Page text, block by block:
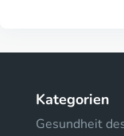
Kategorien
Gesundheit